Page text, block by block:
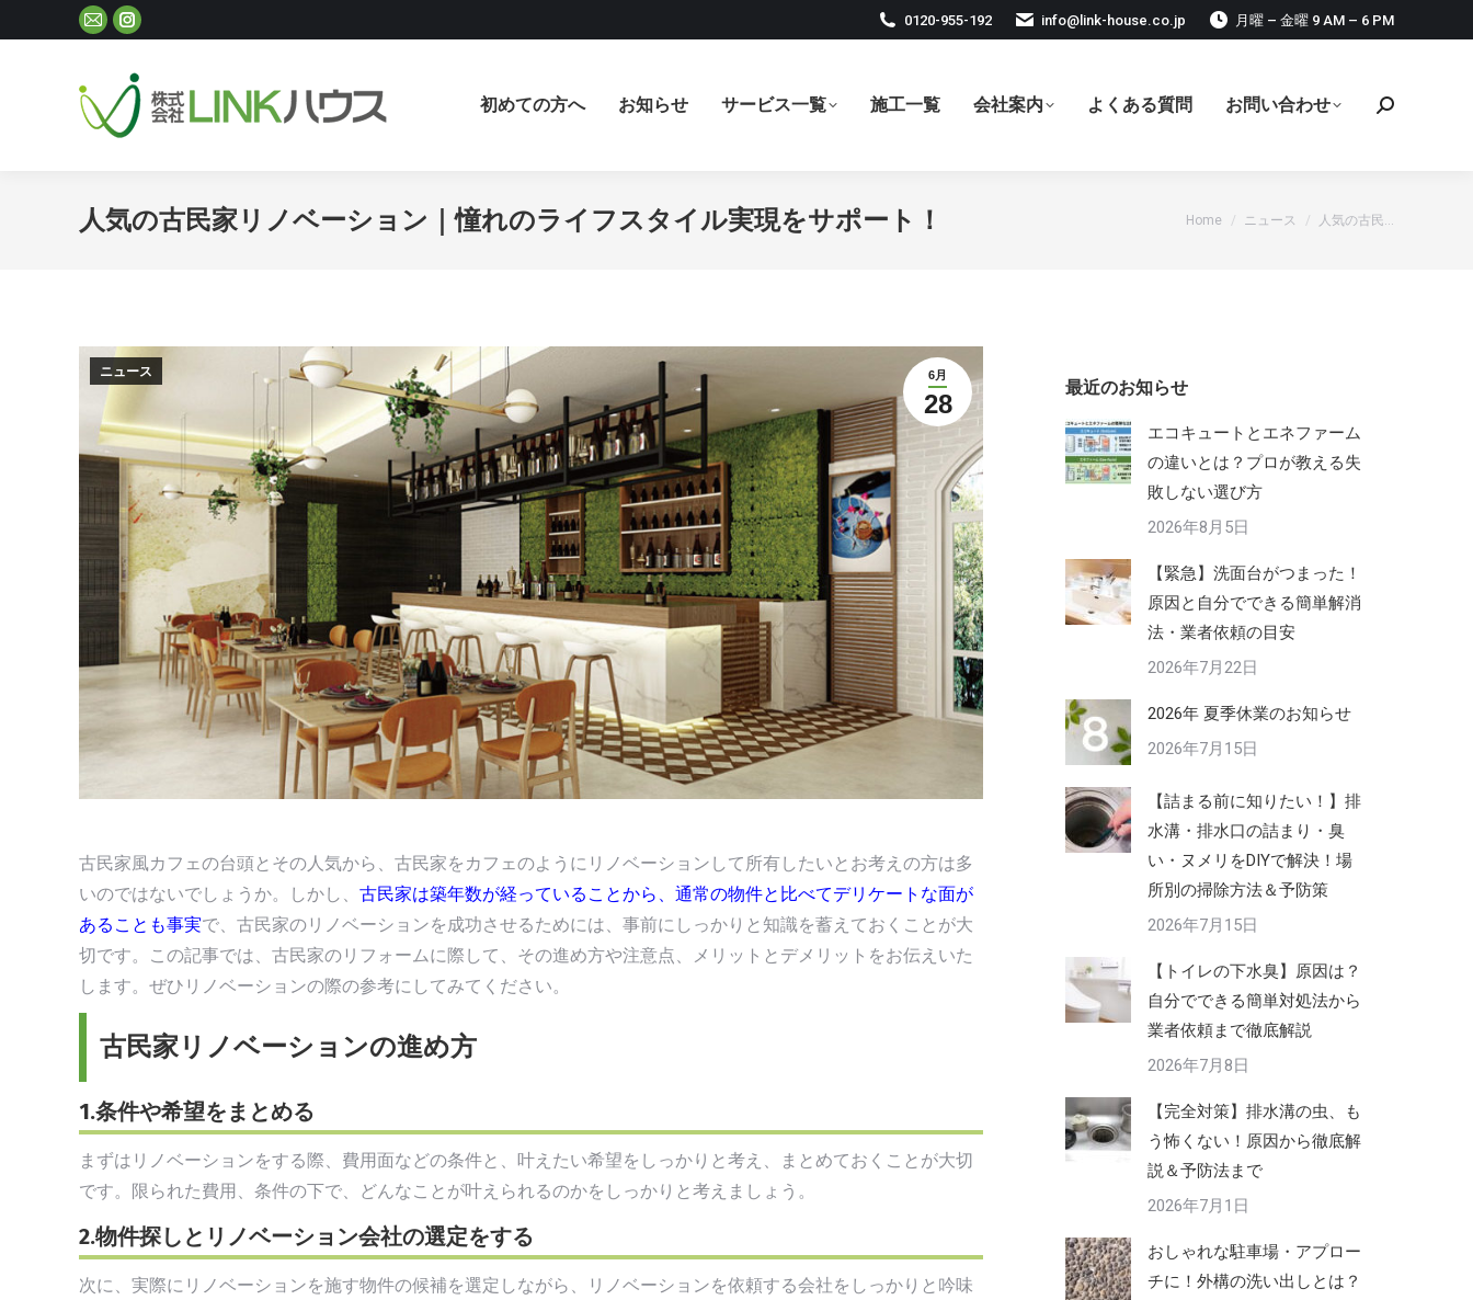
Mail
ジ
し
い
ド
ウ
開
き
ま
す
Instagram
ー
ジ
い
ド
ウ
開
き
ま
す
0120-955-192 info@link-house.co.jp 月曜 – 金曜 9 AM – 6 PM
初めての方へ お知らせ サービス一覧 施工一覧 会社案内 よくある質問 お問い合わせ
検
人気の古民家リノベーション｜憧れのライフスタイル実現をサポート！ 現在地:
Home ニュース 人気の古民…
6月
28
ニュース
古民家風カフェの台頭とその人気から、古民家をカフェのようにリノベーションして所有したいとお考えの方は多
いのではないでしょうか。しかし、 古民家は築年数が経っていることから、通常の物件と比べてデリケートな面が
あることも事実で、古民家のリノベーションを成功させるためには、事前にしっかりと知識を蓄えておくことが大
切です。この記事では、古民家のリフォームに際して、その進め方や注意点、メリットとデメリットをお伝えいた
します。ぜひリノベーションの際の参考にしてみてください。
古民家リノベーションの進め方
1.条件や希望をまとめる
まずはリノベーションをする際、費用面などの条件と、叶えたい希望をしっかりと考え、まとめておくことが大切
です。限られた費用、条件の下で、どんなことが叶えられるのかをしっかりと考えましょう。
2.物件探しとリノベーション会社の選定をする
次に、実際にリノベーションを施す物件の候補を選定しながら、リノベーションを依頼する会社をしっかりと吟味
最近のお知らせ
エコキュートとエネファーム
の違いとは？プロが教える失
敗しない選び方
2026年8月5日
【緊急】洗面台がつまった！
原因と自分でできる簡単解消
法・業者依頼の目安
2026年7月22日
2026年 夏季休業のお知らせ
2026年7月15日
【詰まる前に知りたい！】排
水溝・排水口の詰まり・臭
い・ヌメリをDIYで解決！場
所別の掃除方法＆予防策
2026年7月15日
【トイレの下水臭】原因は？
自分でできる簡単対処法から
業者依頼まで徹底解説
2026年7月8日
【完全対策】排水溝の虫、も
う怖くない！原因から徹底解
説＆予防法まで
2026年7月1日
おしゃれな駐車場・アプロー
チに！外構の洗い出しとは？